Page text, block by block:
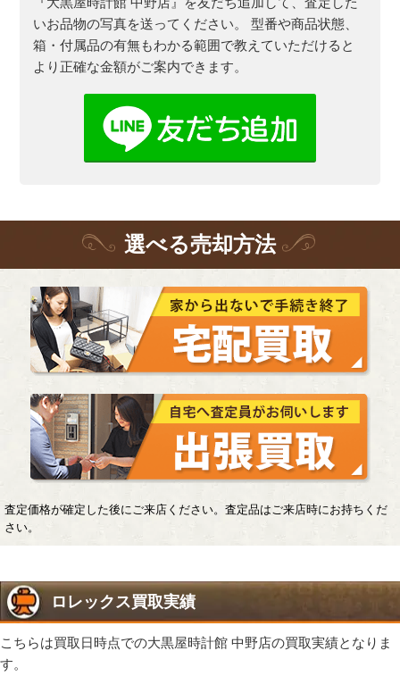
いお品物の写真を送ってください。
型番や商品状態、
箱・付属品の有無もわかる範囲で教えていただけると
より正確な金額がご案内できます。
選べる売却方法
査定価格が確定した後にご来店ください。査定品はご来店時にお持ちくだ
さい。
ロレックス買取実績
こちらは買取日時点での大黒屋時計館 中野店の買取実績となりま
す。